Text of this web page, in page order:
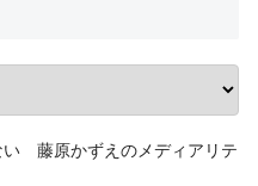
い 藤原かずえのメディアリテ